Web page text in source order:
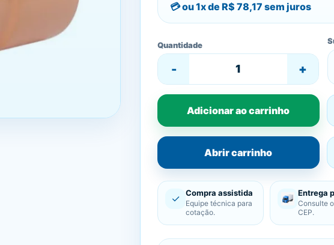
ou 1x de R$ 78,17 sem juros
Quantidade
- +
Adicionar ao carrinho
Abrir carrinho
✓ Compra assistida
Equipe técnica para
cotação.
Entrega
Consulte
CEP.